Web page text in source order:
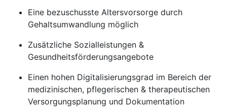
Eine bezuschusste Altersvorsorge durch
Gehaltsumwandlung möglich
Zusätzliche Sozialleistungen &
Gesundheitsförderungsangebote
Einen hohen Digitalisierungsgrad im Bereich der
medizinischen, pflegerischen & therapeutischen
Versorgungsplanung und Dokumentation